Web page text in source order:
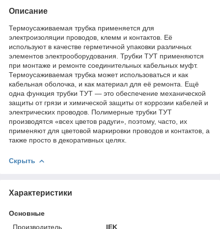
Описание
Термоусаживаемая трубка применяется для
электроизоляции проводов, клемм и контактов. Её
используют в качестве герметичной упаковки различных
элементов электрооборудования. Трубки ТУТ применяются
при монтаже и ремонте соединительных кабельных муфт.
Термоусаживаемая трубка может использоваться и как
кабельная оболочка, и как материал для её ремонта. Ещё
одна функция трубки ТУТ — это обеспечение механической
защиты от грязи и химической защиты от коррозии кабелей и
электрических проводов. Полимерные трубки ТУТ
производятся «всех цветов радуги», поэтому, часто, их
применяют для цветовой маркировки проводов и контактов, а
также просто в декоративных целях.
Скрыть
Характеристики
Основные
Производитель
IEK